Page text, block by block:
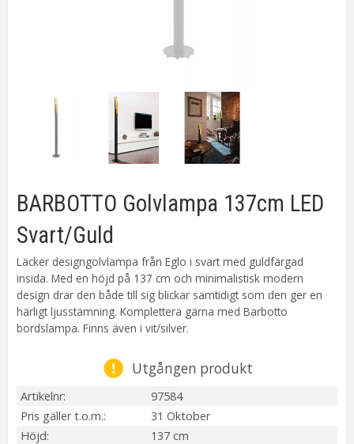
BARBOTTO Golvlampa 137cm LED
Svart/Guld
Läcker designgolvlampa från Eglo i svart med guldfärgad
insida. Med en höjd på 137 cm och minimalistisk modern
design drar den både till sig blickar samtidigt som den ger en
härligt ljusstämning. Komplettera gärna med Barbotto
bordslampa. Finns även i vit/silver.
Utgången produkt
Artikelnr
97584
Pris gäller t.o.m.
31 Oktober
Höjd
137 cm